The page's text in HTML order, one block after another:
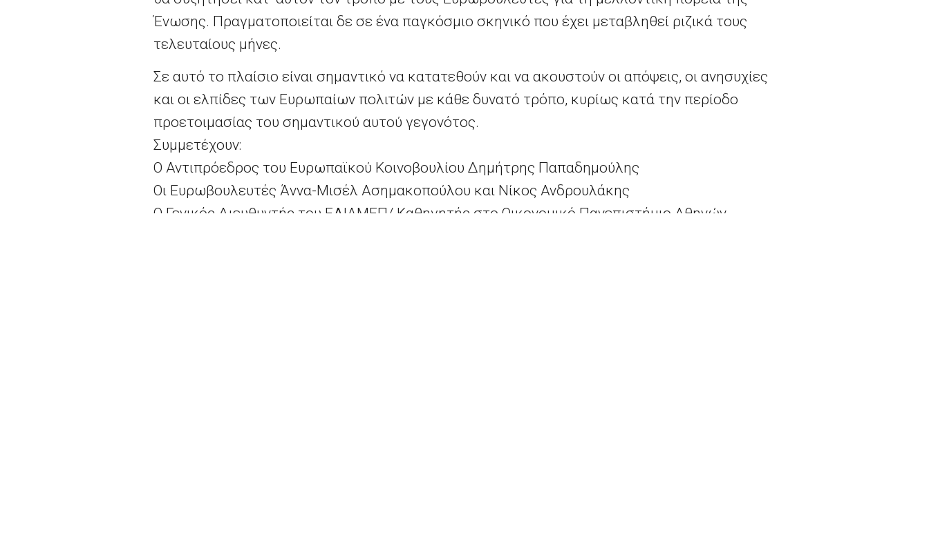
Ένωσης. Πραγματοποιείται δε σε ένα παγκόσμιο σκηνικό που έχει μεταβληθεί ριζικά τους
τελευταίους μήνες.
Σε αυτό το πλαίσιο είναι σημαντικό να κατατεθούν και να ακουστούν οι απόψεις, οι ανησυχίες
και οι ελπίδες των Ευρωπαίων πολιτών με κάθε δυνατό τρόπο, κυρίως κατά την περίοδο
προετοιμασίας του σημαντικού αυτού γεγονότος.
Συμμετέχουν:
Ο Αντιπρόεδρος του Ευρωπαϊκού Κοινοβουλίου Δημήτρης Παπαδημούλης
Οι Ευρωβουλευτές Άννα-Μισέλ Ασημακοπούλου και Νίκος Ανδρουλάκης
Ο Γενικός Διευθυντής του ΕΛΙΑΜΕΠ/ Καθηγητής στο Οικονομικό Πανεπιστήμιο Αθηνών